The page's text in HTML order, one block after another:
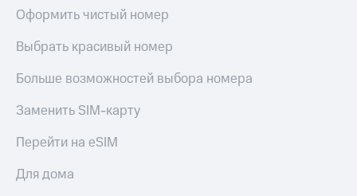
Оформить чистый номер
Выбрать красивый номер
Больше возможностей выбора номера
Заменить SIM-карту
Перейти на eSIM
Для дома